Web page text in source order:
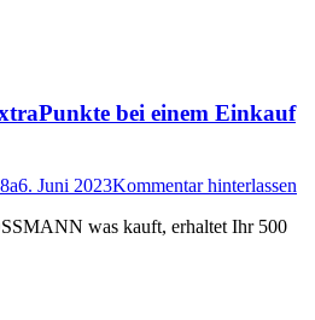
bei einem Einkauf
6. Juni 2023Kommentar hinterlassen
was kauft, erhaltet Ihr 500